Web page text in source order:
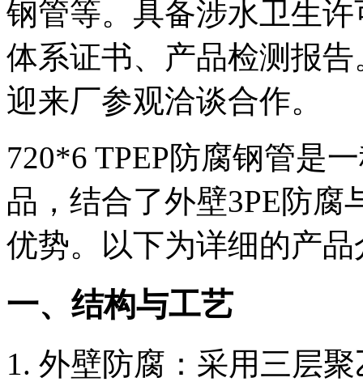
钢管等。具备涉水卫生
体系证书、产品检测报
迎来厂参观洽谈合作。
720*6 TPEP防腐钢管是
品，结合了外壁3PE防
优势。以下为详细的产品
一、结构与工艺
外壁防腐：采用三层